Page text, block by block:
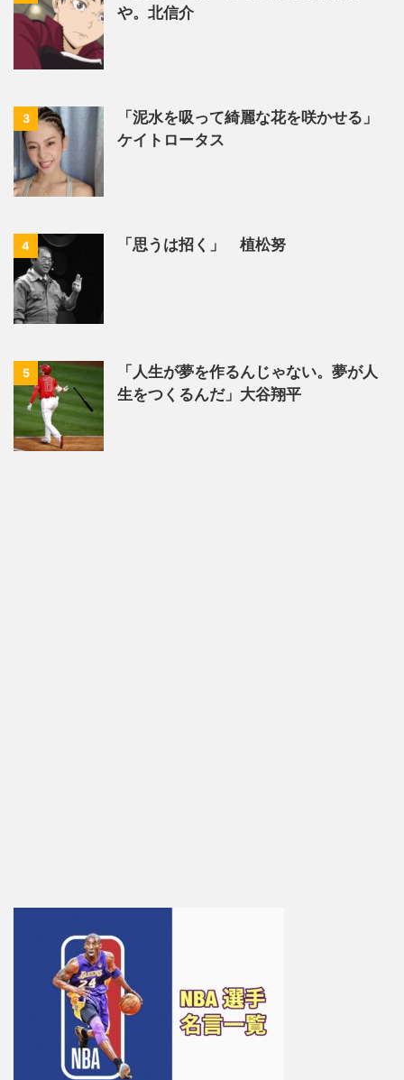
や。北信介
3
「泥水を吸って綺麗な花を咲かせる」
ケイトロータス
4 「思うは招く」 植松努
5
「人生が夢を作るんじゃない。夢が人
生をつくるんだ」大谷翔平